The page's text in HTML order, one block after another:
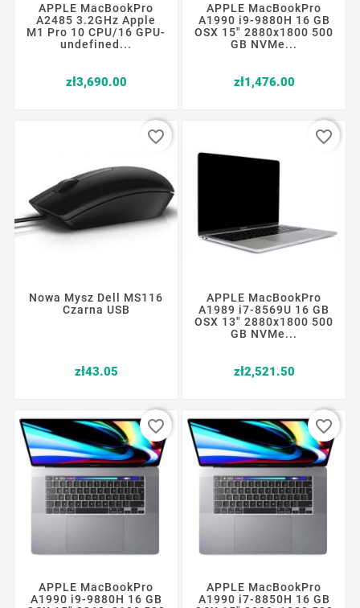
APPLE MacBookPro
A2485 3.2GHz Apple
M1 Pro 10 CPU/16 GPU-
undefined...
zł3,690.00Price
APPLE MacBookPro
A1990 i9-9880H 16 GB
OSX 15" 2880x1800 500
GB NVMe...
zł1,476.00Price
Nowa Mysz Dell MS116
Czarna USB
zł43.05Price
favorite_border
APPLE MacBookPro
A1989 i7-8569U 16 GB
OSX 13" 2880x1800 500
GB NVMe...
zł2,521.50Price
favorite_border
APPLE MacBookPro
A1990 i9-9880H 16 GB
favorite_border
APPLE MacBookPro
A1990 i7-8850H 16 GB
favorite_border